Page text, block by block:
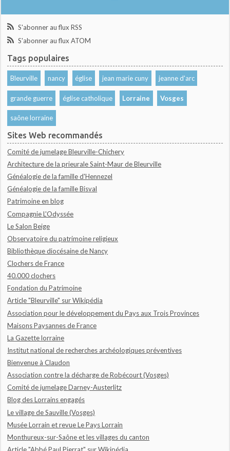
S'abonner au flux RSS
S'abonner au flux ATOM
Tags populaires
Bleurville nancy église jean marie cuny jeanne d'arc
grande guerre église catholique Lorraine Vosges
saône lorraine
Sites Web recommandés
Comité de jumelage Bleurville-Chichery
Architecture de la prieurale Saint-Maur de Bleurville
Généalogie de la famille d'Hennezel
Généalogie de la famille Bisval
Patrimoine en blog
Compagnie L'Odyssée
Le Salon Beige
Observatoire du patrimoine religieux
Bibliothèque diocésaine de Nancy
Clochers de France
40.000 clochers
Fondation du Patrimoine
Article "Bleurville" sur Wikipédia
Association pour le développement du Pays aux Trois Provinces
Maisons Paysannes de France
La Gazette lorraine
Institut national de recherches archéologiques préventives
Bienvenue à Claudon
Association contre la décharge de Robécourt (Vosges)
Comité de jumelage Darney-Austerlitz
Blog des Lorrains engagés
Le village de Sauville (Vosges)
Musée Lorrain et revue Le Pays Lorrain
Monthureux-sur-Saône et les villages du canton